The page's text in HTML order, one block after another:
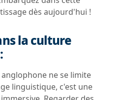
dès aujourd'hui !
la culture
ne se limite
linguistique, c'est une